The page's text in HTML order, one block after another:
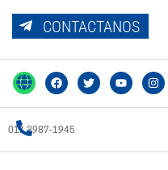
CONTACTANOS
011 3987-1945